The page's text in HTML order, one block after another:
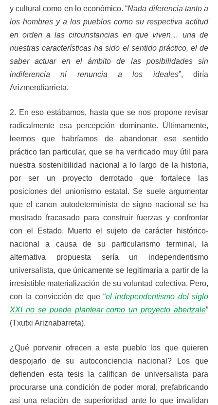
y cultural como en lo económico. “Nada diferencia tanto a
los hombres y a los pueblos como su respectiva actitud
en orden a las circunstancias en que viven… una de
nuestras características ha sido el sentido práctico, el de
saber actuar en el ámbito de las posibilidades sin
indiferencia ni renuncia a los ideales”, diría
Arizmendiarrieta.
2. En eso estábamos, hasta que se nos propone revisar
radicalmente esa percepción dominante. Últimamente,
leemos que habríamos de abandonar ese sentido
práctico tan particular, que se ha verificado muy útil para
nuestra sostenibilidad nacional a lo largo de la historia,
por ser un proyecto derrotado que fortalece las
posiciones del unionismo estatal. Se suele argumentar
que el canon autodeterminista de signo nacional se ha
mostrado fracasado para construir fuerzas y confrontar
con el Estado. Muerto el sujeto de carácter histórico-
nacional a causa de su particularismo terminal, la
alternativa propuesta sería un independentismo
universalista, que únicamente se legitimaría a partir de la
irresistible materialización de su voluntad colectiva. Pero,
con la convicción de que “el independentismo del siglo
XXI no se puede plantear como un proyecto abertzale”
(Txutxi Ariznabarreta).
¿Qué porvenir ofrecen a este pueblo los que quieren
despojarlo de su autoconciencia nacional? Los que
defienden esta tesis la califican de universalista para
procurarse una condición de poder moral, prefabricando
así una relación de superioridad ante lo que invalidan